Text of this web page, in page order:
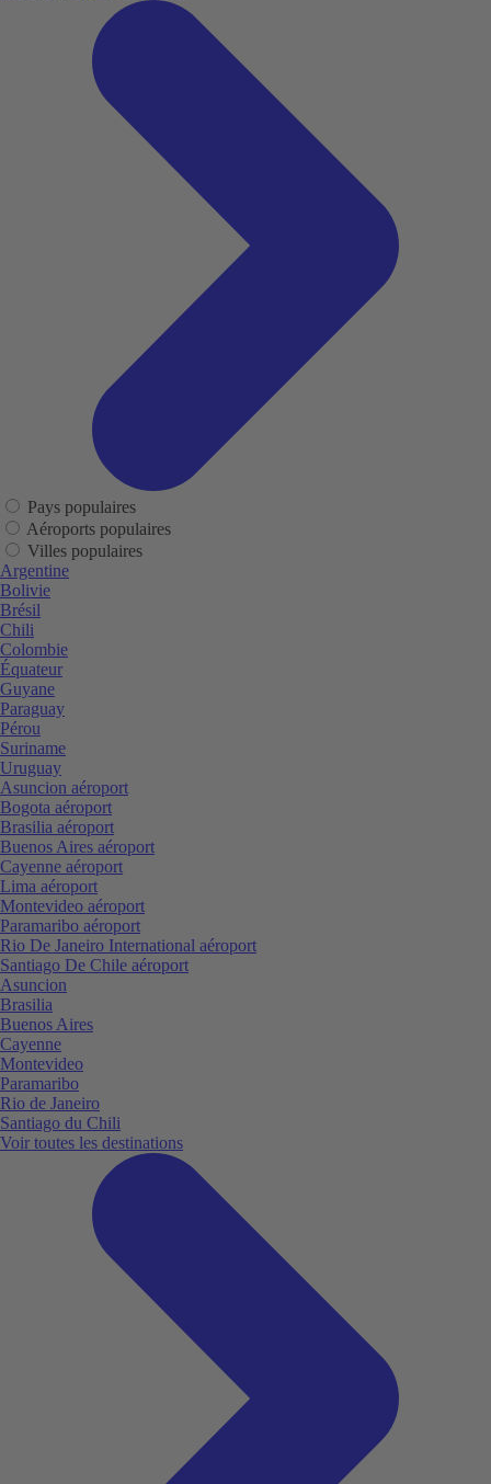
Pays populaires
Aéroports populaires
Villes populaires
Argentine
Bolivie
Brésil
Chili
Colombie
Équateur
Guyane
Paraguay
Pérou
Suriname
Uruguay
Asuncion aéroport
Bogota aéroport
Brasilia aéroport
Buenos Aires aéroport
Cayenne aéroport
Lima aéroport
Montevideo aéroport
Paramaribo aéroport
Rio De Janeiro International aéroport
Santiago De Chile aéroport
Asuncion
Brasilia
Buenos Aires
Cayenne
Montevideo
Paramaribo
Rio de Janeiro
Santiago du Chili
Voir toutes les destinations